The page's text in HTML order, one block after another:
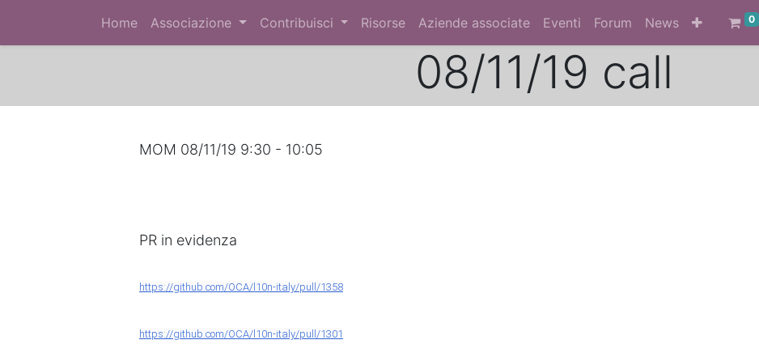
Home Associazione Contribuisci Risorse Aziende associate Eventi Forum News 0
08/11/19 call
MOM 08/11/19 9:30 - 10:05
PR in evidenza
https://github.com/OCA/l10n-italy/pull/1358
https://github.com/OCA/l10n-italy/pull/1301